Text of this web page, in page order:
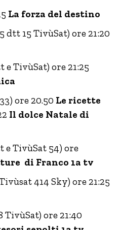
La forza del destino
dtt 15 TivùSat) ore 21:20
e TivùSat) ore 21:25
ore 20.50 Le ricette
Il dolce Natale di
e TivùSat 54) ore
di Franco 1a tv
414 Sky) ore 21:25
TivùSat) ore 21:40